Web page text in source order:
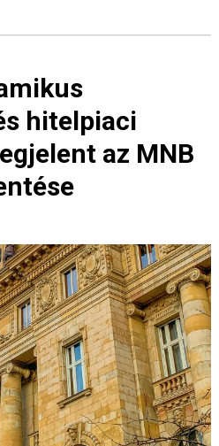
hitelpiaci
az MNB